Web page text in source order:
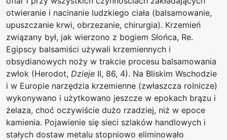
otwieranie i nacinanie ludzkiego ciała (balsamowanie,
upuszczanie krwi, obrzezanie, chirurgia). Krzemień
związany był, jak wierzono z bogiem Słońca, Re.
Egipscy balsamiści używali krzemiennych i
obsydianowych noży w trakcie procesu balsamowania
zwłok (Herodot, Dzieje II, 86, 4). Na Bliskim Wschodzie
i w Europie narzędzia krzemienne (zwłaszcza rolnicze)
wykonywano i użytkowano jeszcze w epokach brązu i
żelaza, choć oczywiście dużo rzadziej, niż w epoce
kamienia. Pojawienie się sieci szlaków handlowych i
stałych dostaw metalu stopniowo eliminowało